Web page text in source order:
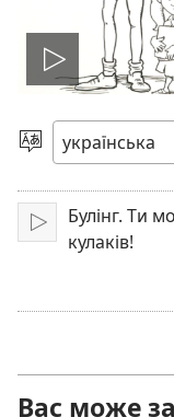
відео
Вибрати
мову
Відтворити
Булінг. Ти
кулаків!
Вас може